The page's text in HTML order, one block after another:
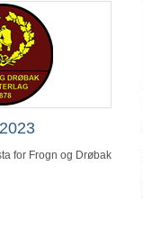
for Frogn og Drøbak